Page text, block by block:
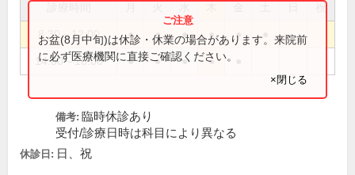
祝
8:30～12:00 ● ● ● ● ●
14:00～18:00 ● ● ● ●
お盆(8月中旬)は休診・休業の場合があります。来院前
に必ず医療機関に直接ご確認ください。
×閉じる
備考: 臨時休診あり
受付/診療日時は科目により異なる
休診日: 日、祝